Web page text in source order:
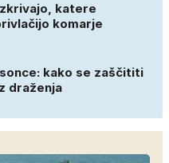
katere
komarje
kako se zaščititi
draženja